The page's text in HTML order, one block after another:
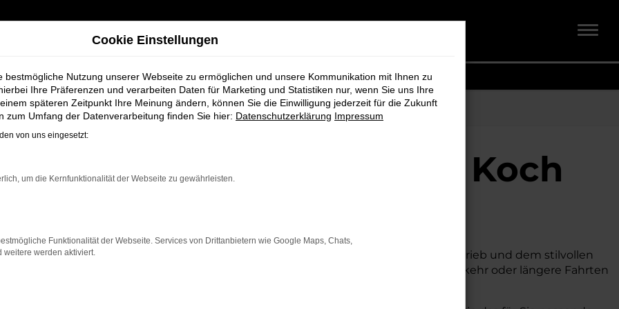
Schmidt + Koch für Achim
bei Schmidt + Koch
einen Neuwagen suchen. Mit seiner modernen Technik, seinem effizienten Antrieb und dem stilvollen
ein zuverlässiges und komfortables Fahrzeug möchte. Egal, ob für den Stadtverkehr oder längere Fahrten
Features und eine herausragende Wirtschaftlichkeit.
Cookie Einstellungen
bestmögliche Nutzung unserer Webseite zu ermöglichen und unsere Kommunikation mit Ihnen zu
Ihre Präferenzen und verarbeiten Daten für Marketing und Statistiken nur, wenn Sie uns Ihre
späteren Zeitpunkt Ihre Meinung ändern, können Sie die Einwilligung jederzeit für die Zukunft
zum Umfang der Datenverarbeitung finden Sie hier: Datenschutzerklärung Impressum
von uns eingesetzt:
um die Kernfunktionalität der Webseite zu gewährleisten.
Funktionalität der Webseite. Services von Drittanbietern wie Google Maps, Chats,
weitere werden aktiviert.